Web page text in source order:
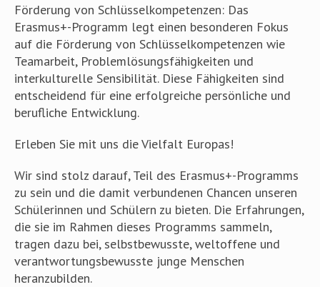
Förderung von Schlüsselkompetenzen: Das
Erasmus+-Programm legt einen besonderen Fokus
auf die Förderung von Schlüsselkompetenzen wie
Teamarbeit, Problemlösungsfähigkeiten und
interkulturelle Sensibilität. Diese Fähigkeiten sind
entscheidend für eine erfolgreiche persönliche und
berufliche Entwicklung.
Erleben Sie mit uns die Vielfalt Europas!
Wir sind stolz darauf, Teil des Erasmus+-Programms
zu sein und die damit verbundenen Chancen unseren
Schülerinnen und Schülern zu bieten. Die Erfahrungen,
die sie im Rahmen dieses Programms sammeln,
tragen dazu bei, selbstbewusste, weltoffene und
verantwortungsbewusste junge Menschen
heranzubilden.